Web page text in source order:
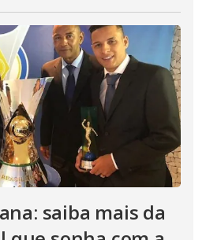
saiba mais da